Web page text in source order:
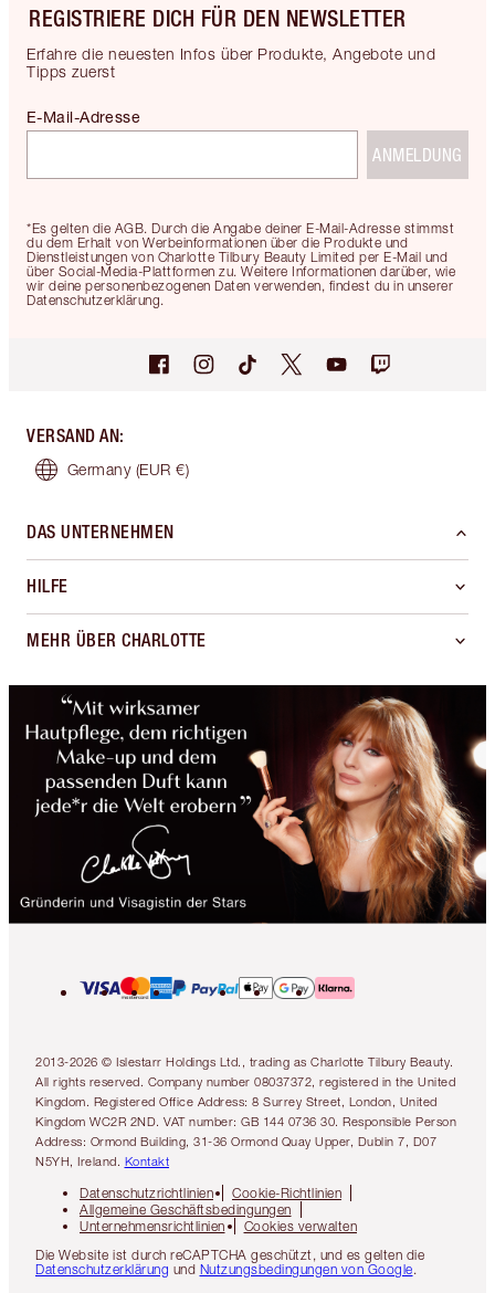
REGISTRIERE DICH FÜR DEN NEWSLETTER
Erfahre die neuesten Infos über Produkte, Angebote und
Tipps zuerst
*Es gelten die AGB. Durch die Angabe deiner E-Mail-Adresse stimmst
du dem Erhalt von Werbeinformationen über die Produkte und
Dienstleistungen von Charlotte Tilbury Beauty Limited per E-Mail und
über Social-Media-Plattformen zu. Weitere Informationen darüber, wie
wir deine personenbezogenen Daten verwenden, findest du in unserer
Datenschutzerklärung.
E-Mail-Adresse
ANMELDUNG
VERSAND AN:
Germany (EUR €)
DAS UNTERNEHMEN
HILFE
MEHR ÜBER CHARLOTTE
2013-2026 © Islestarr Holdings Ltd., trading as Charlotte Tilbury Beauty.
All rights reserved. Company number 08037372, registered in the United
Kingdom. Registered Office Address: 8 Surrey Street, London, United
Kingdom WC2R 2ND. VAT number: GB 144 0736 30. Responsible Person
Address: Ormond Building, 31-36 Ormond Quay Upper, Dublin 7, D07
N5YH, Ireland. Kontakt
Datenschutzrichtlinien
Cookie-Richtlinien
Allgemeine Geschäftsbedingungen
Unternehmensrichtlinien
Cookies verwalten
Die Website ist durch reCAPTCHA geschützt, und es gelten die
Datenschutzerklärung und Nutzungsbedingungen von Google.